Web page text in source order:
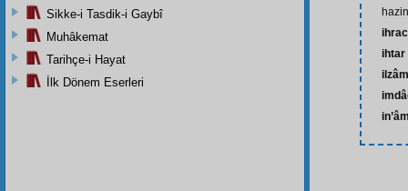
ihrac
ihtar
Sikke-i Tasdik-i Gaybî
Muhâkemat
Tarihçe-i Hayat
İlk Dönem Eserleri